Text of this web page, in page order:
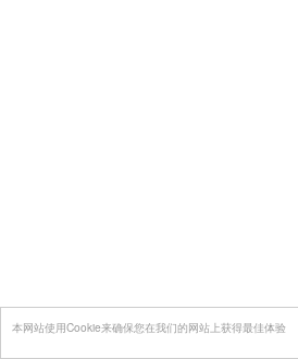
本网站使用Cookie来确保您在我们的网站上获得最佳体验